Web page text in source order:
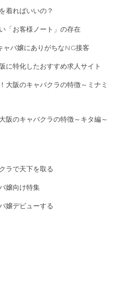
着ればいいの？
「お客様ノート」の存在
ャバ嬢にありがちなNG接客
に特化したおすすめ求人サイト
大阪のキャバクラの特徴～ミナミ
阪のキャバクラの特徴～キタ編～
ラで天下を取る
嬢向け特集
嬢デビューする